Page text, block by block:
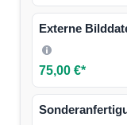
Externe
75,00 €*